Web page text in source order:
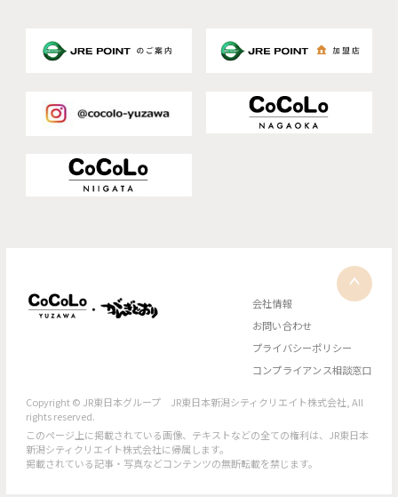
会社情報
お問い合わせ
プライバシーポリシー
コンプライアンス相談窓口
Copyright © JR東日本グループ JR東日本新潟シティクリエイト株式会社, All
rights reserved.
このページ上に掲載されている画像、テキストなどの全ての権利は、JR東日本
新潟シティクリエイト株式会社に帰属します。
掲載されている記事・写真などコンテンツの無断転載を禁じます。